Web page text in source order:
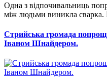
Одна з відпочивальниць
між людьми виникла сварка.
Стрийська громада
Іваном Шнайдером.